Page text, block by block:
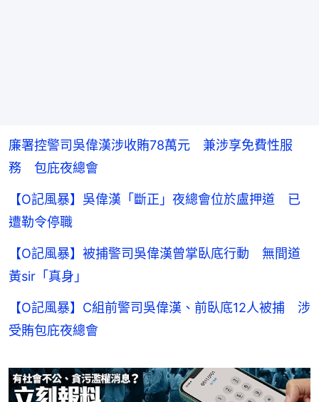
廉署控警司吳偉漢涉收賄78萬元 兼涉享免費性服
務 包庇夜總會
【O記風暴】吳偉漢「斷正」夜總會位於盧押道 已
遭勒令停職
【O記風暴】被捕警司吳偉漢曾掌臥底行動 無間道
黃sir「真身」
【O記風暴】C組前警司吳偉漢、前臥底12人被捕 涉
受賄包庇夜總會